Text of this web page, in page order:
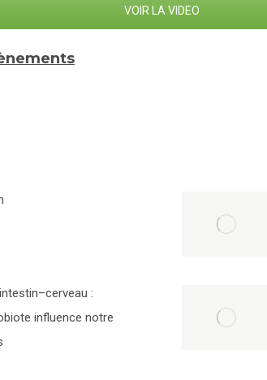
VOIR LA VIDEO
:
influence notre